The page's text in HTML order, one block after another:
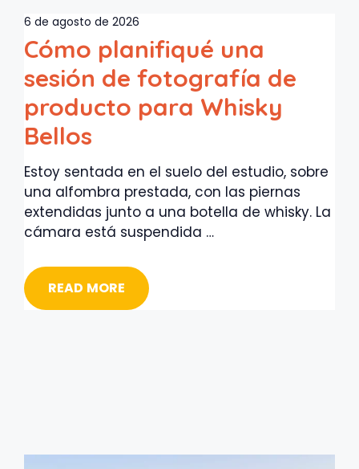
6 de agosto de 2026
Cómo planifiqué una
sesión de fotografía de
producto para Whisky
Bellos
Estoy sentada en el suelo del estudio, sobre
una alfombra prestada, con las piernas
extendidas junto a una botella de whisky. La
cámara está suspendida …
READ MORE